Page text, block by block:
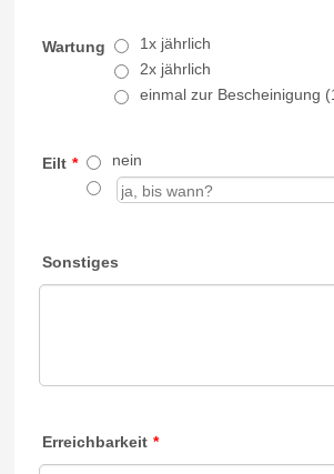
Wartung
1x jährlich
2x jährlich
einmal zur Bescheinigung
Eilt * nein
Sonstiges
Erreichbarkeit *